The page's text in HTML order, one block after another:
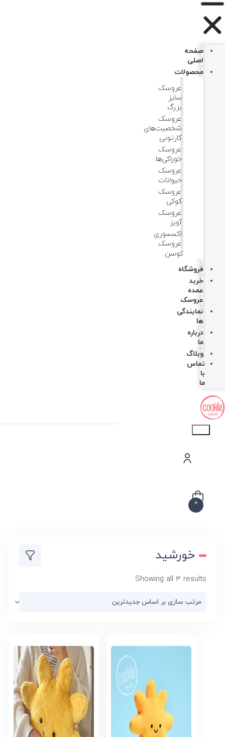
صفحه
اصلی
محصولات
عروسک
سایز
بزرگ
عروسک‌
شخصیت‌های
کارتونی
عروسک
خوراکی‌ها
عروسک
حیوانات
عروسک
کوکی
عروسک
آویز
اکسسوری
عروسک
کوسن
فروشگاه
خرید
عمده
عروسک
نمایندگی
ها
درباره
ما
وبلاگ
تماس
با
ما
Products
search
0
خورشید
Showing all 3 results
latest